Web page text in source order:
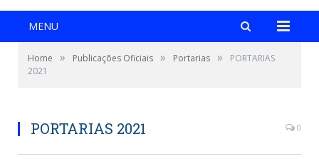
MENU
Home » Publicações Oficiais » Portarias »
PORTARIAS
2021
PORTARIAS 2021 0